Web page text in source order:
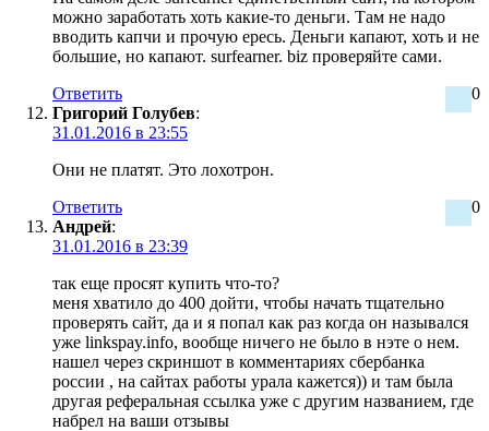
можно заработать хоть какие-то деньги. Там не надо
вводить капчи и прочую ересь. Деньги капают, хоть и не
большие, но капают. surfearner. biz проверяйте сами.
0
Ответить
Григорий Голубев:
31.01.2016 в 23:55
Они не платят. Это лохотрон.
0
Ответить
Андрей:
31.01.2016 в 23:39
так еще просят купить что-то?
меня хватило до 400 дойти, чтобы начать тщательно
проверять сайт, да и я попал как раз когда он назывался
уже linkspay.info, вообще ничего не было в нэте о нем.
нашел через скриншот в комментариях сбербанка
россии , на сайтах работы урала кажется)) и там была
другая реферальная ссылка уже с другим названием, где
набрел на ваши отзывы